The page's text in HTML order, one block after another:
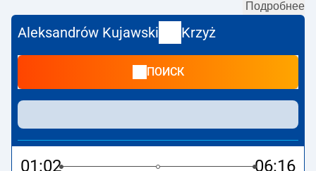
с вокзала PKP Aleksandrów
16:29. По маршрутуAleksandrów Kujawski
курсируют другие поезда:- предлагают более низкую
цену билета и, как правило, более долгое время в пути.
Поезд заканчивает маршрут на станции Krzyż.
Подробнее
Aleksandrów Kujawski Krzyż
ПОИСК
01:02 06:16